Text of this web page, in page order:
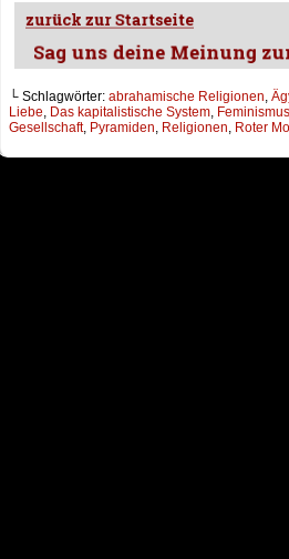
└ Schlagwörter: abrahamische Religionen,
Liebe, Das kapitalistische System, Feminismus
Gesellschaft, Pyramiden, Religionen, Roter